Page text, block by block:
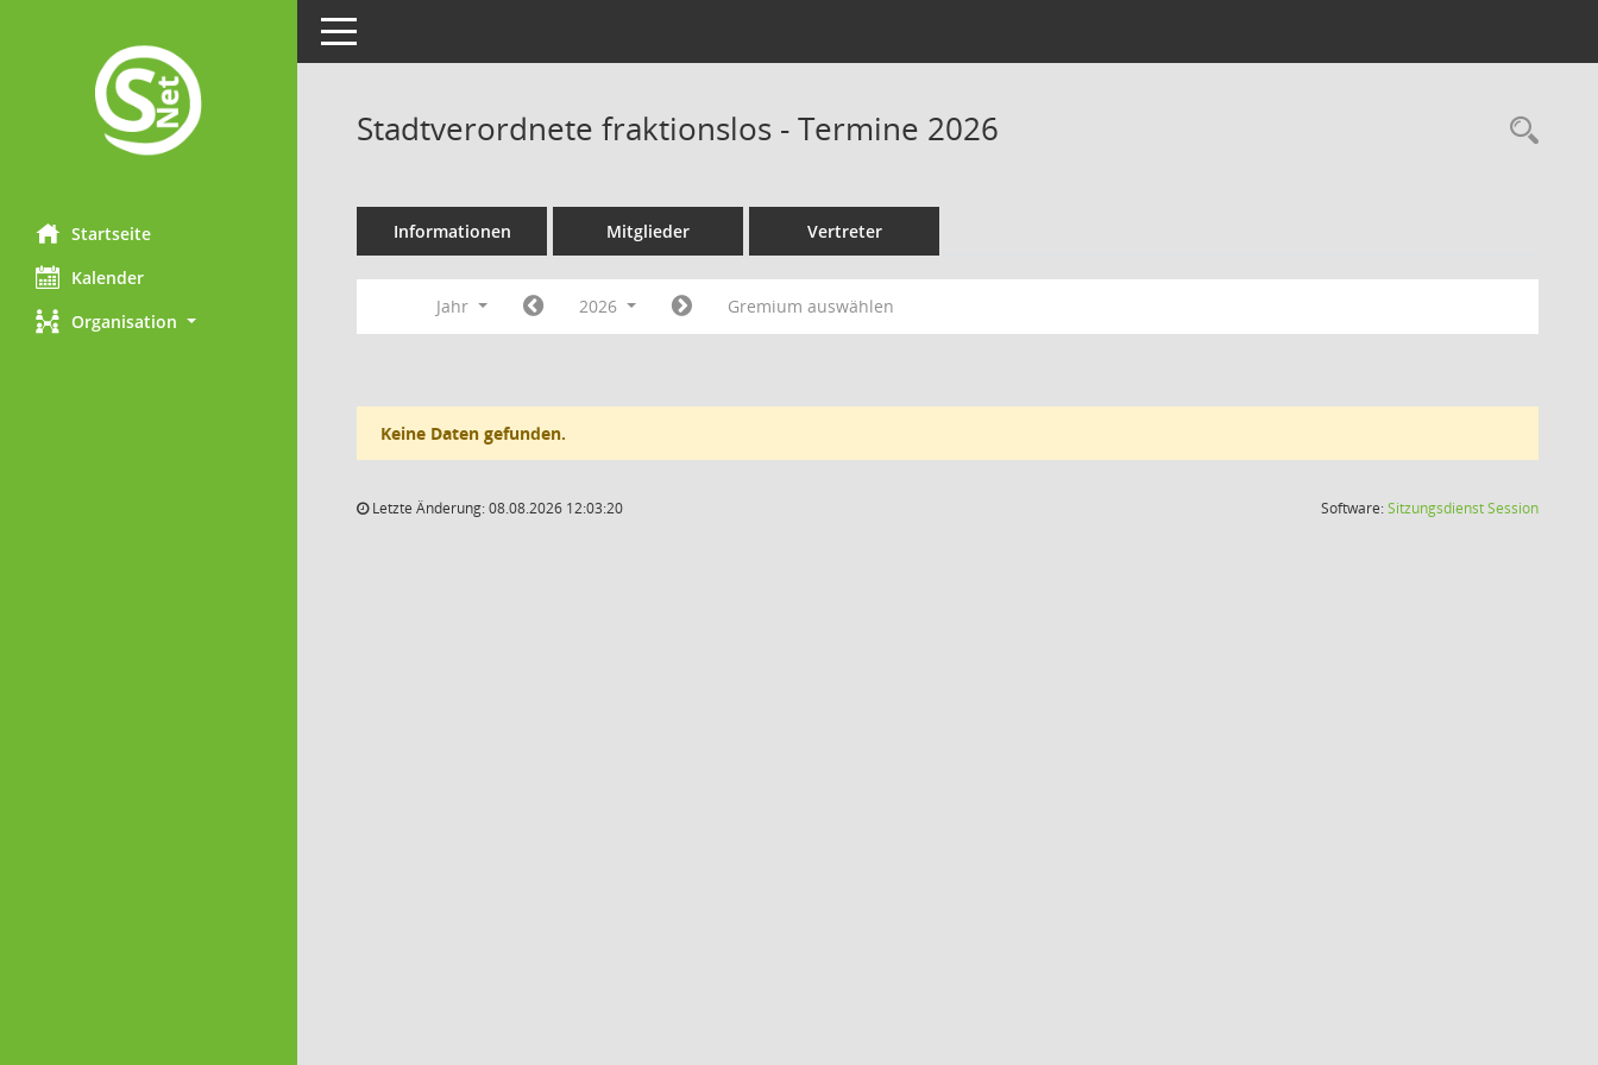
Startseite
Kalender
Organisation
Toggle navigation
Stadtverordnete fraktionslos - Termine 2026
Informationen Mitglieder Vertreter
Jahr 2026 Gremium auswählen
Keine Daten gefunden.
Letzte Änderung: 08.08.2026 12:03:20 Software:SitzungsdienstSession(Wird in